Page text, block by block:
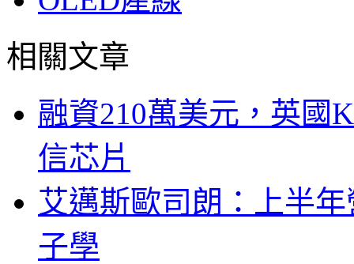
相關文章
融資210萬美元，英國
信芯片
艾邁斯歐司朗：上半
子學